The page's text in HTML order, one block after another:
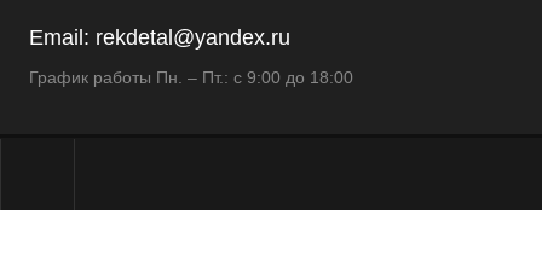
Email: rekdetal@yandex.ru
График работы Пн. – Пт.: с 9:00 до 18:00